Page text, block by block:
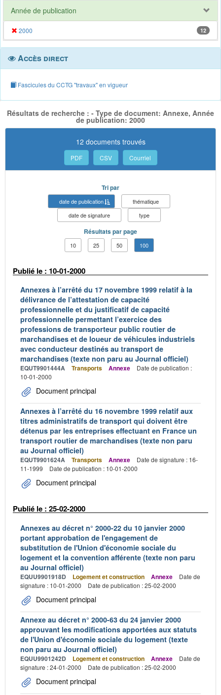
Année de publication
2000 12
Accès direct
Fascicules du CCTG "travaux" en vigueur
Résultats de recherche : - Type de document: Annexe, Année
de publication: 2000
12 documents trouvés
PDF CSV Courriel
Tri par
date de publication
thématique
date de signature
type
Résultats par page
10 25 50 100
Publié le : 10-01-2000
Annexes à l’arrêté du 17 novembre 1999 relatif à la
délivrance de l’attestation de capacité
professionnelle et du justificatif de capacité
professionnelle permettant l’exercice des
professions de transporteur public routier de
marchandises et de loueur de véhicules industriels
avec conducteur destinés au transport de
marchandises (texte non paru au Journal officiel)
EQUT9901444A Transports Annexe
Date de publication :
10-01-2000
Document principal
Annexes à l’arrêté du 16 novembre 1999 relatif aux
titres administratifs de transport qui doivent être
détenus par les entreprises effectuant en France un
transport routier de marchandises (texte non paru
au Journal officiel)
EQUT9901624A Transports Annexe
Date de signature : 16-
11-1999
Date de publication : 10-01-2000
Document principal
Publié le : 25-02-2000
Annexes au décret n° 2000-22 du 10 janvier 2000
portant approbation de l'engagement de
substitution de l'Union d'économie sociale du
logement et la convention afférente (texte non paru
au Journal officiel)
EQUU9901918D Logement et construction Annexe
Date de
signature : 10-01-2000
Date de publication : 25-02-2000
Document principal
Annexe au décret n° 2000-63 du 24 janvier 2000
approuvant les modifications apportées aux statuts
de l'Union d'économie sociale du logement (texte
non paru au Journal officiel)
EQUU9901242D Logement et construction Annexe
Date de
signature : 24-01-2000
Date de publication : 25-02-2000
Document principal